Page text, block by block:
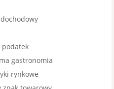
podatek
gastronomia
rynkowe